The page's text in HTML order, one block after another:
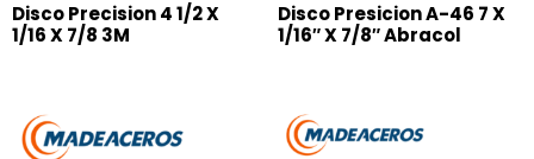
Disco Precision 4 1/2 X
1/16 X 7/8 3M
Disco Presicion A-46 7 X
1/16″ X 7/8″ Abracol